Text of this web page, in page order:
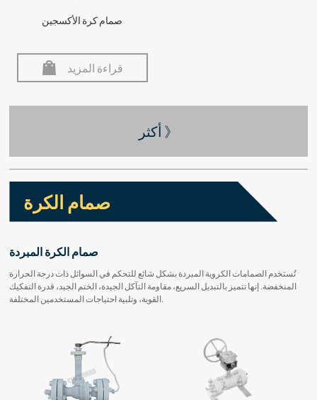
صمام كرة الأكسجين
قراءة المزيد
أكثر 》
صمام الكرة
صمام الكرة المبردة
تُستخدم الصمامات الكروية المبردة بشكل شائع للتحكم في السوائل ذات درجة الحرارة
المنخفضة. إنها تتميز بالتبديل السريع، مقاومة التآكل الجيدة، الختم الجيد، قدرة التفكيك
القوية، وتلبية احتياجات المستخدمين المختلفة.